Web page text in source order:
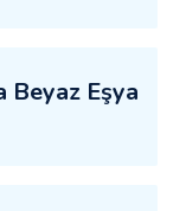
Beyaz Eşya